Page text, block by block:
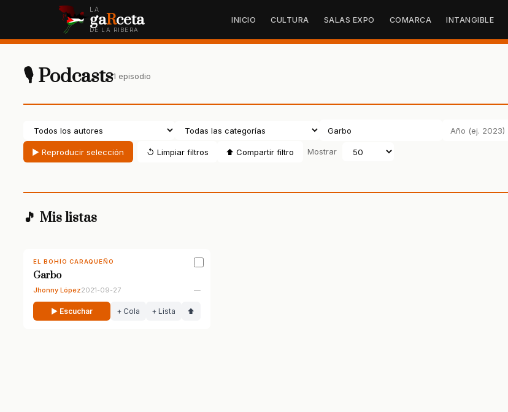
LA
gaRceta
DE LA RIBERA
INICIO CULTURA SALAS EXPO COMARCA INTANGIBLE
🎙 Podcasts1 episodio
▶ Reproducir selección ↺ Limpiar filtros ⬆ Compartir filtro Mostrar
🎵 Mis listas
EL BOHÍO CARAQUEÑO
Garbo
Jhonny López2021-09-27 —
▶ Escuchar + Cola + Lista ⬆